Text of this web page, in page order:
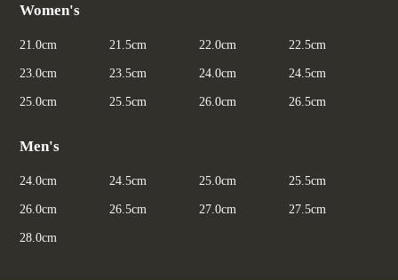
Women's
21.0cm 21.5cm 22.0cm 22.5cm
23.0cm 23.5cm 24.0cm 24.5cm
25.0cm 25.5cm 26.0cm 26.5cm
Men's
24.0cm 24.5cm 25.0cm 25.5cm
26.0cm 26.5cm 27.0cm 27.5cm
28.0cm